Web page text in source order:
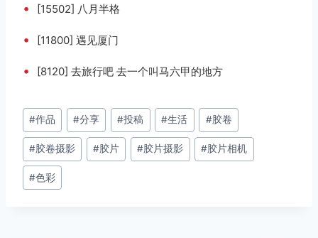
• [15502] 八月半格
• [11800] 遇见厦门
• [8120] 去旅行吧 去一个叫马六甲的地方
文
章
标
签：
#作品 #分享 #投稿 #生活 #胶卷
#胶卷摄影 #胶片 #胶片摄影 #胶片相机
#色彩